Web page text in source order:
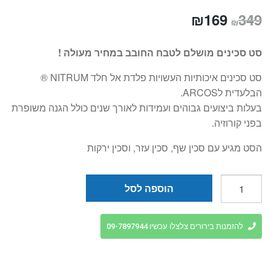
₪349 המחיר
היה:
₪349.
₪169
הוא:
₪169.
סט סכינים מושלם לטבח החובב במחיר מעולה !
סט סכינים איכותיות העשויות פלדת אל חלד NITRUM ®
הבלעדית לARCOS.
בעלות ביצועים גבוהים ועמידות לאורך שנים כולל הגנה משופרת
בפני קורוזיה.
הסט מגיע עם סכין שף, סכין עזר, וסכין ירקות
סט
סכינים
הוספה לסל
להזמנות בירורים צלצלו עכשיו 09-7897944